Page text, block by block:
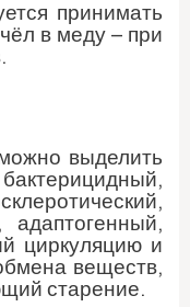
принимать
в меду – при
выделить
циркуляцию и
веществ,
старение.